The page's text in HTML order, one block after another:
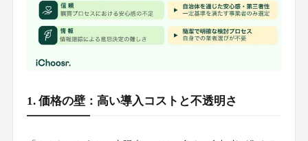
1. 価格の壁：高い導入コストと不透明さ